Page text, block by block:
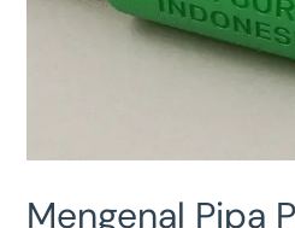
Mengenal Pipa